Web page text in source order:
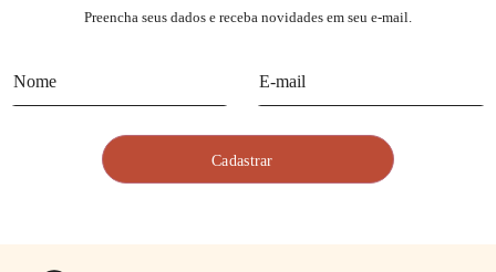
Preencha seus dados e receba novidades em seu e-mail.